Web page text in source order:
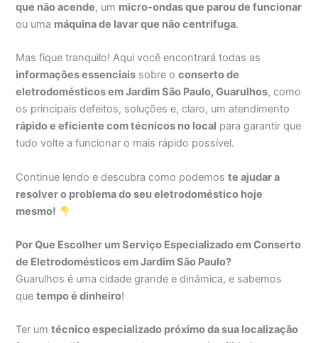
que não acende, um micro-ondas que parou de funcionar
ou uma máquina de lavar que não centrifuga.
Mas fique tranquilo! Aqui você encontrará todas as
informações essenciais sobre oconserto de
eletrodomésticos em Jardim São Paulo, Guarulhos, como
os principais defeitos, soluções e, claro, um atendimento
rápido e eficiente com técnicos no local para garantir que
tudo volte a funcionar o mais rápido possível.
Continue lendo e descubra como podemoste ajudar a
resolver o problema do seu eletrodoméstico hoje
mesmo!
Por Que Escolher um Serviço Especializado em Conserto
de Eletrodomésticos em Jardim São Paulo?
Guarulhos é uma cidade grande e dinâmica, e sabemos
quetempo é dinheiro!
Ter umtécnico especializado próximo da sua localização